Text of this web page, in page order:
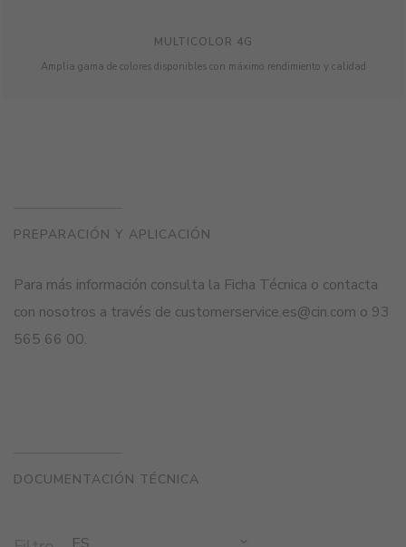
MULTICOLOR 4G
Amplia gama de colores disponibles con máximo rendimiento y calidad
PREPARACIÓN Y APLICACIÓN
Para más información consulta la Ficha Técnica o contacta
con nosotros a través de customerservice.es@cin.com o 93
565 66 00.
DOCUMENTACIÓN TÉCNICA